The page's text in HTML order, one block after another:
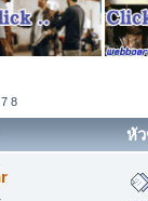
7 8
หั
เพดาน ทุกพื้นที่ในก